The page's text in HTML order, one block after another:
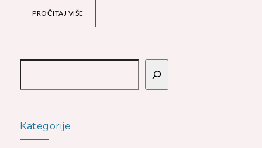
PROČITAJ VIŠE
Pretraga
Kategorije